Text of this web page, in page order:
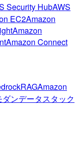
Security HubAWS
EC2Amazon
Amazon
Amazon Connect
RAGAmazon
ダンデータスタック